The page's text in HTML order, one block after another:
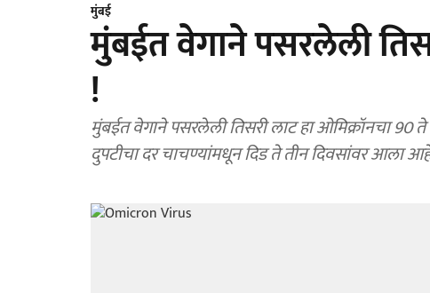
मुंबई
मुंबईत वेगाने पसरलेली
!
मुंबईत वेगाने पसरलेली तिसरी लाट हा ओमिक्रॉनचा
दुपटीचा दर चाचण्यांमधून दिड ते तीन दिवसांवर आला